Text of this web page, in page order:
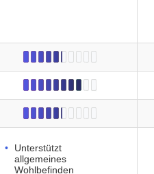
Unterstützt
allgemeines
Wohlbefinden